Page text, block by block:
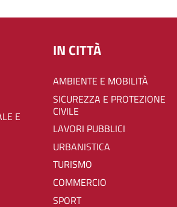
IN CITTÀ
AMBIENTE E MOBILITÀ
SICUREZZA E PROTEZIONE
CIVILE
LAVORI PUBBLICI
URBANISTICA
TURISMO
COMMERCIO
SPORT